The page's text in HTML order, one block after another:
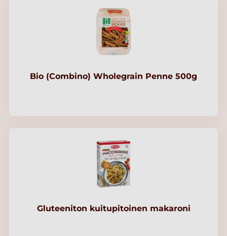
Bio (Combino) Wholegrain Penne 500g
Gluteeniton kuitupitoinen makaroni